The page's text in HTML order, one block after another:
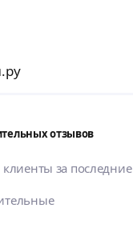
отзывов
за последние